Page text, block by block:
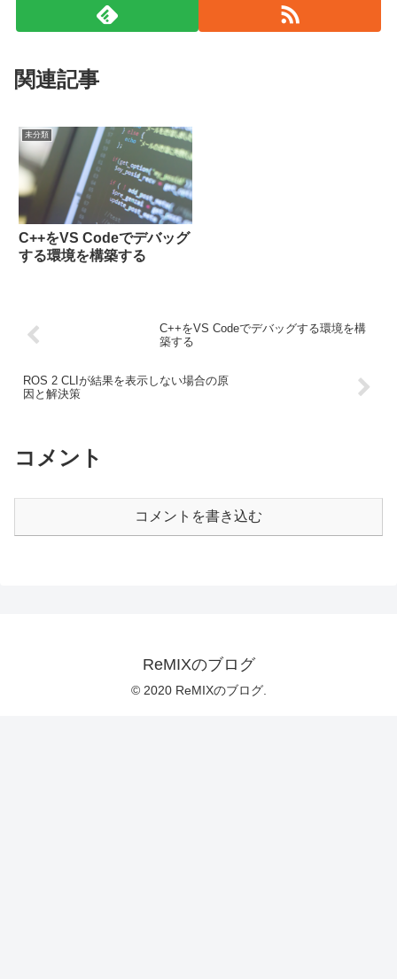
関連記事
未分類
C++をVS Codeでデバッグ
する環境を構築する
C++をVS Codeでデバッグする環境を構
築する
ROS 2 CLIが結果を表示しない場合の原
因と解決策
コメント
コメントを書き込む
ReMIXのブログ
© 2020 ReMIXのブログ.